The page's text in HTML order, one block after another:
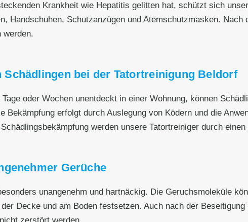
Krankheit wie Hepatitis gelitten hat, schützt sich
Handschuhen, Schutzanzügen und Atemschutzmasken.
werden.
Schädlingen bei der Tatortreinigung Beldorf
oder Wochen unentdeckt in einer Wohnung, können
Bekämpfung erfolgt durch Auslegung von Ködern und die
werden unsere Tatortreiniger durch
Gerüche
unangenehm und hartnäckig. Die Geruchsmoleküle
Decke und am Boden festsetzen. Auch nach der